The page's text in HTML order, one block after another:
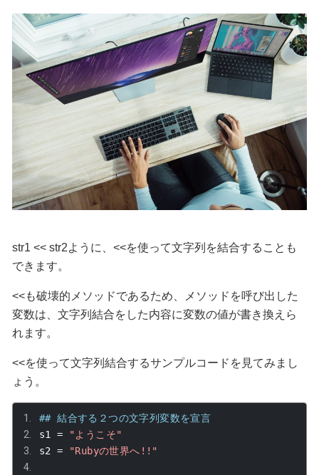
str1 << str2ように、 <<を使って文字列を結合することも
できます。
<<も破壊的メソッドであるため、メソッドを呼び出した
変数は、文字列結合をした内容に変数の値が書き換えら
れます。
<<を使って文字列結合するサンプルコードを見てみまし
ょう。
## 結合する２つの文字列変数を宣言
s1 =
"ようこそ"
s2 = "Rubyの世界へ!!"